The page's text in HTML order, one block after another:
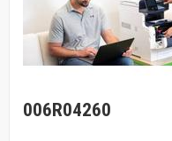
006R04260